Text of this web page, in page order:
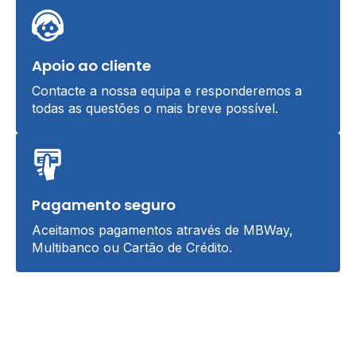
Apoio ao cliente
Contacte a nossa equipa e responderemos a
todas as questões o mais breve possível.
Pagamento seguro
Aceitamos pagamentos através de MBWay,
Multibanco ou Cartão de Crédito.